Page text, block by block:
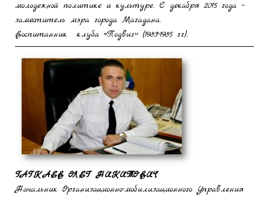
молодежной политике и культуре. С декабря 2015 года –
заместитель мэра города Магадана.
Воспитанник клуба «Подвиг» (1983-1985 гг).
ГАГКАЕВ ОЛЕГ НИКИТОВИЧ
Начальник Организационно-мобилизационного Управления